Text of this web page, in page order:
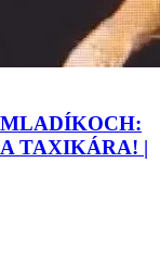
TAXIKÁRA! |